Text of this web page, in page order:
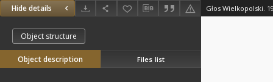
Hide details Głos Wielkopolski.
Object structure
Object description Files list